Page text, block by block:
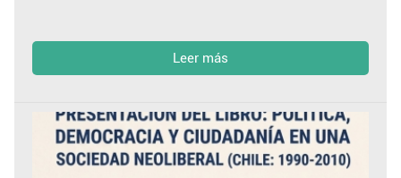
Leer más